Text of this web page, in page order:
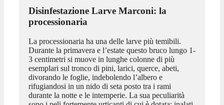
Disinfestazione Larve Marconi: la
processionaria
La processionaria ha una delle larve più temibili.
Durante la primavera e l’estate questo bruco lungo 1-
3 centimetri si muove in lunghe colonne di più
esemplari sul tronco di pini, larici, querce, abeti,
divorando le foglie, indebolendo l’albero e
rifugiandosi in un nido di seta posto tra i rami
durante la notte e le intemperie. La sua peculiarità